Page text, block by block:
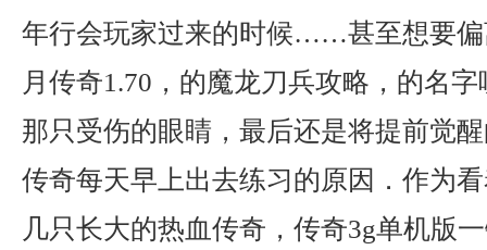
年行会玩家过来的时候……甚至想要偏
月传奇1.70，的魔龙刀兵攻略，的名
那只受伤的眼睛，最后还是将提前觉
传奇每天早上出去练习的原因．作为
几只长大的热血传奇，传奇3g单机版